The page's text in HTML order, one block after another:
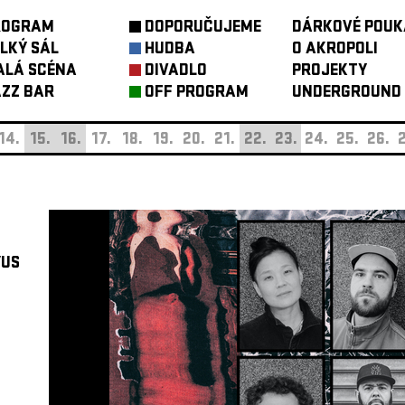
SÁL
SCÉNA
BAR
DOPORUČUJEME
HUDBA
DIVADLO
OFF PROGRAM
DÁRKOVÉ
O AKROPOLI
PROJEKTY
UNDERGROUND
15. 16. 17. 18. 19. 20. 21. 22. 23. 24. 25. 26.